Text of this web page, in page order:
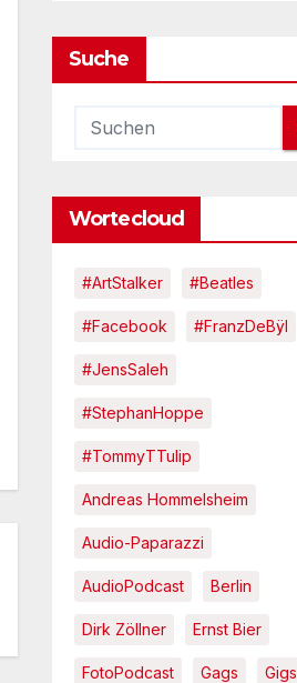
Suche
Wortecloud
#ArtStalker #Beatles
#Facebook #FranzDeBÿl
#JensSaleh
#StephanHoppe
#TommyTTulip
Andreas Hommelsheim
Audio-Paparazzi
AudioPodcast Berlin
Dirk Zöllner Ernst Bier
FotoPodcast Gags Gigs